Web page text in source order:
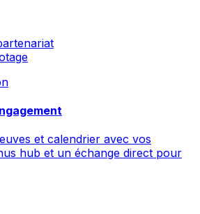
et calendrier avec vos
hub et un échange direct pour